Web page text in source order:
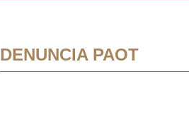
DENUNCIA PAOT